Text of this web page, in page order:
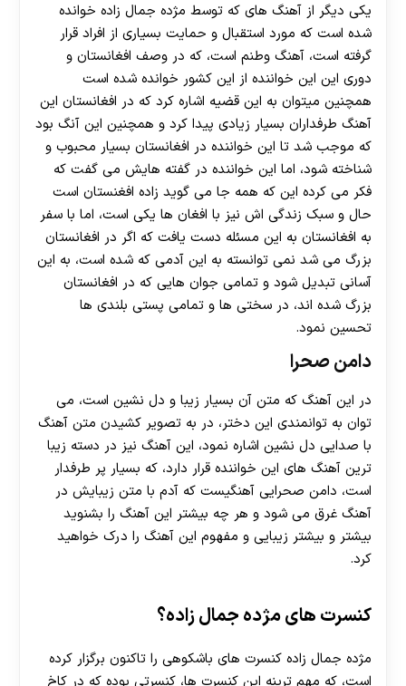
یکی دیگر از آهنگ های که توسط مژده جمال زاده خوانده
شده است که مورد استقبال و حمایت بسیاری از افراد قرار
گرفته است، آهنگ وطنم است، که در وصف افغانستان و
دوری این این خواننده از این کشور خوانده شده است
همچنین میتوان به این قضیه اشاره کرد که در افغانستان این
آهنگ طرفداران بسیار زیادی پیدا کرد و همچنین این آنگ بود
که موجب شد تا این خواننده در افغانستان بسیار محبوب و
شناخته شود، اما این خواننده در گفته هایش می گفت که
فکر می کرده این که همه جا می گوید زاده افغنستان است
حال و سبک زندگی اش نیز با افغان ها یکی است، اما با سفر
به افغانستان به این مسئله دست یافت که اگر در افغانستان
بزرگ می شد نمی توانسته به این آدمی که شده است، به این
آسانی تبدیل شود و تمامی جوان هایی که در افغانستان
بزرگ شده اند، در سختی ها و تمامی پستی بلندی ها
تحسین نمود.
دامن صحرا
در این آهنگ که متن آن بسیار زیبا و دل نشین است، می
توان به توانمندی این دختر، در به تصویر کشیدن متن آهنگ
با صدایی دل نشین اشاره نمود، این آهنگ نیز در دسته زیبا
ترین آهنگ های این خواننده قرار دارد، که بسیار پر طرفدار
است، دامن صحرایی آهنگیست که آدم با متن زیبایش در
آهنگ غرق می شود و هر چه بیشتر این آهنگ را بشنوید
بیشتر و بیشتر زیبایی و مفهوم این آهنگ را درک خواهید
کرد.
کنسرت های مژده جمال زاده؟
مژده جمال زاده کنسرت های باشکوهی را تاکنون برگزار کرده